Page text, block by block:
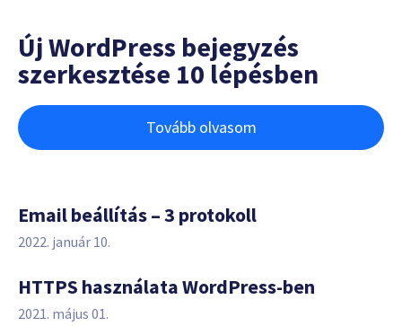
Új WordPress bejegyzés
szerkesztése 10 lépésben
Tovább olvasom
Email beállítás – 3 protokoll
2022. január 10.
HTTPS használata WordPress-ben
2021. május 01.